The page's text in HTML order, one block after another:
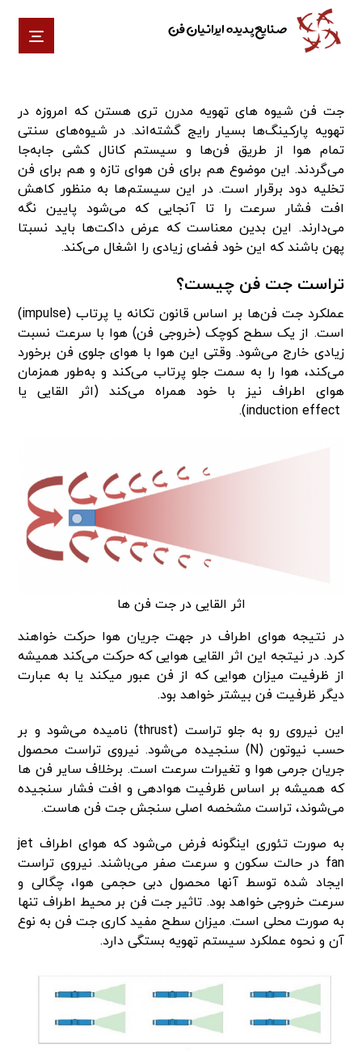
صنایع پدیده ایرانیان فن
جت فن شیوه های تهویه مدرن تری هستن که امروزه در
تهویه پارکینگ‌ها بسیار رایج گشته‌اند. در شیوه‌های سنتی
تمام هوا از طریق فن‌ها و سیستم کانال کشی جابه‌جا
می‌گردند. این موضوع هم برای فن هوای تازه و هم برای فن
تخلیه دود برقرار است. در این سیستم‌ها به منظور کاهش
افت فشار سرعت را تا آنجایی که می‌شود پایین نگه
می‌دارند. این بدین معناست که عرض داکت‌ها باید نسبتا
پهن باشند که این خود فضای زیادی را اشغال می‌کند.
تراست جت فن چیست؟
عملکرد جت فن‌ها بر اساس قانون تکانه یا پرتاب (impulse)
است. از یک سطح کوچک (خروجی فن) هوا با سرعت نسبت
زیادی خارج می‌شود. وقتی این هوا با هوای جلوی فن برخورد
می‌کند، هوا را به سمت جلو پرتاب می‌کند و به‌طور همزمان
هوای اطراف نیز با خود همراه می‌کند (اثر القایی یا
اثر القایی در جت فن ها
در نتیجه هوای اطراف در جهت جریان هوا حرکت خواهند
کرد. در نیتجه این اثر القایی هوایی که حرکت می‌کند همیشه
از ظرفیت میزان هوایی که از فن عبور میکند یا به عبارت
دیگر ظرفیت فن بیشتر خواهد بود.
این نیروی رو به جلو تراست (thrust) نامیده می‌شود و بر
حسب نیوتون (N) سنجیده می‌شود. نیروی تراست محصول
جریان جرمی هوا و تغیرات سرعت است. برخلاف سایر فن ها
که همیشه بر اساس ظرفیت هوادهی و افت فشار سنجیده
می‌شوند، تراست مشخصه اصلی سنجش جت فن هاست.
به صورت تئوری اینگونه فرض می‌شود که هوای اطراف jet
fan در حالت سکون و سرعت صفر می‌باشند. نیروی تراست
ایجاد شده توسط آنها محصول دبی حجمی هوا، چگالی و
سرعت خروجی خواهد بود. تاثیر جت فن بر محیط اطراف تنها
به صورت محلی است. میزان سطح مفید کاری جت فن به نوع
آن و نحوه عملکرد سیستم تهویه بستگی دارد.